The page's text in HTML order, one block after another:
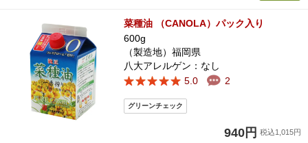
菜種油 （CANOLA）パック入り
600g
（製造地）福岡県
八大アレルゲン：なし
5.0
2
940円 税込1,015円